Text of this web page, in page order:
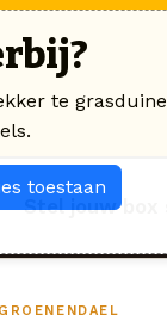
Stel jouw box
te
toestaan